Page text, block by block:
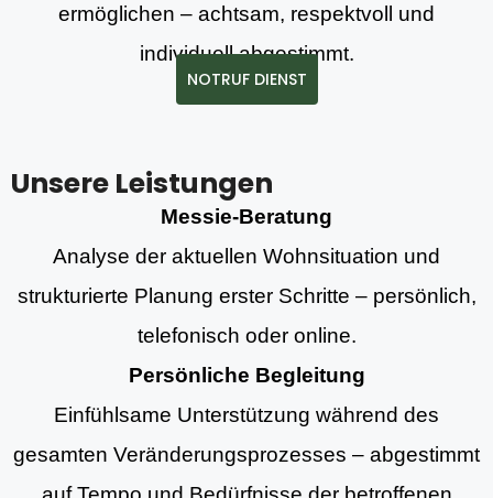
ermöglichen – achtsam, respektvoll und
individuell abgestimmt.
NOTRUF DIENST
Unsere Leistungen
Messie-Beratung
Analyse der aktuellen Wohnsituation und
strukturierte Planung erster Schritte – persönlich,
telefonisch oder online.
Persönliche Begleitung
Einfühlsame Unterstützung während des
gesamten Veränderungsprozesses – abgestimmt